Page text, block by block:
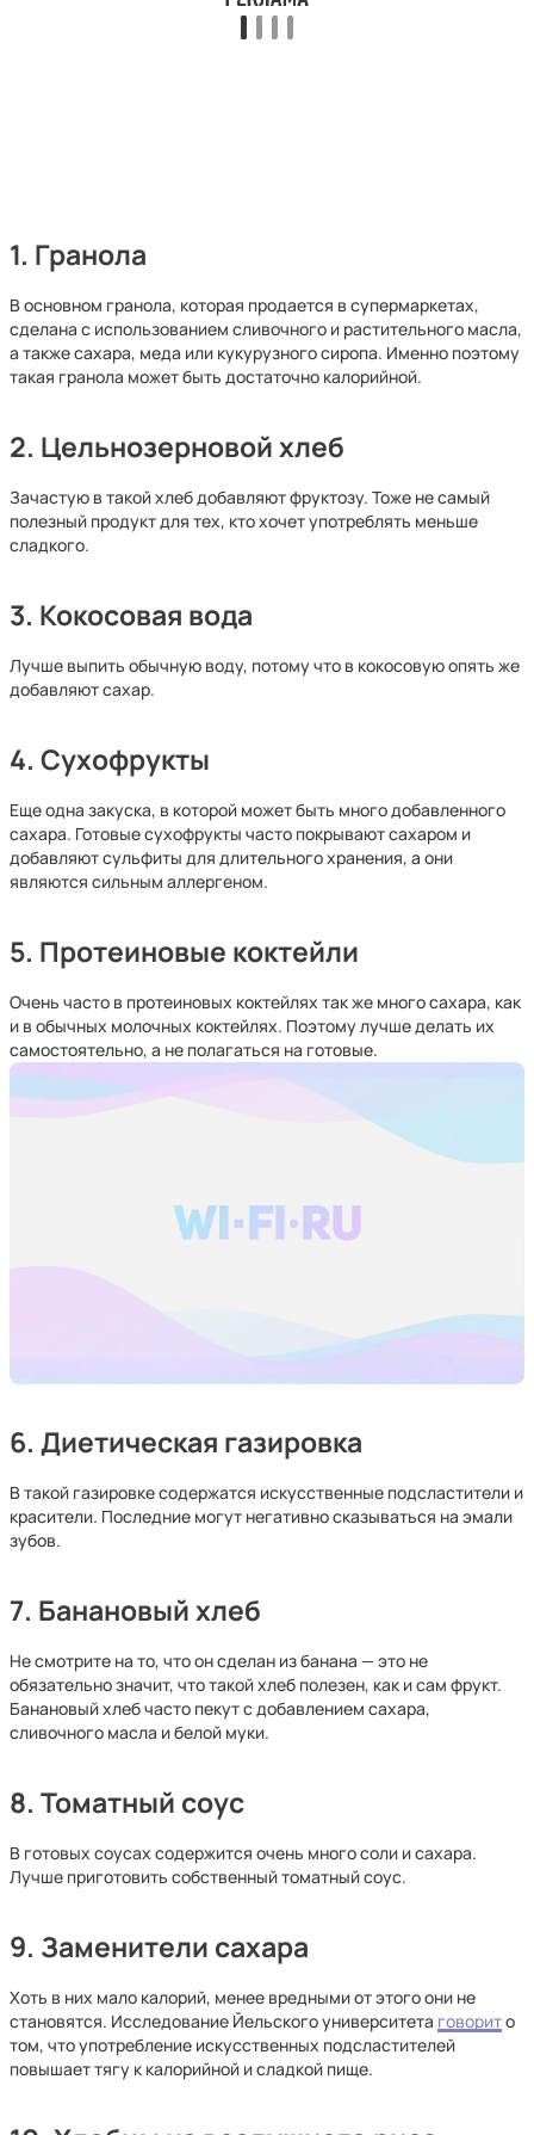
1. Гранола
В основном гранола, которая продается в супермаркетах,
сделана с использованием сливочного и растительного масла,
а также сахара, меда или кукурузного сиропа. Именно поэтому
такая гранола может быть достаточно калорийной.
2. Цельнозерновой хлеб
Зачастую в такой хлеб добавляют фруктозу. Тоже не самый
полезный продукт для тех, кто хочет употреблять меньше
сладкого.
3. Кокосовая вода
Лучше выпить обычную воду, потому что в кокосовую опять же
добавляют сахар.
4. Сухофрукты
Еще одна закуска, в которой может быть много добавленного
сахара. Готовые сухофрукты часто покрывают сахаром и
добавляют сульфиты для длительного хранения, а они
являются сильным аллергеном.
5. Протеиновые коктейли
Очень часто в протеиновых коктейлях так же много сахара, как
и в обычных молочных коктейлях. Поэтому лучше делать их
самостоятельно, а не полагаться на готовые.
6. Диетическая газировка
В такой газировке содержатся искусственные подсластители и
красители. Последние могут негативно сказываться на эмали
зубов.
7. Банановый хлеб
Не смотрите на то, что он сделан из банана — это не
обязательно значит, что такой хлеб полезен, как и сам фрукт.
Банановый хлеб часто пекут с добавлением сахара,
сливочного масла и белой муки.
8. Томатный соус
В готовых соусах содержится очень много соли и сахара.
Лучше приготовить собственный томатный соус.
9. Заменители сахара
Хоть в них мало калорий, менее вредными от этого они не
становятся. Исследование Йельского университета говорито
том, что употребление искусственных подсластителей
повышает тягу к калорийной и сладкой пище.